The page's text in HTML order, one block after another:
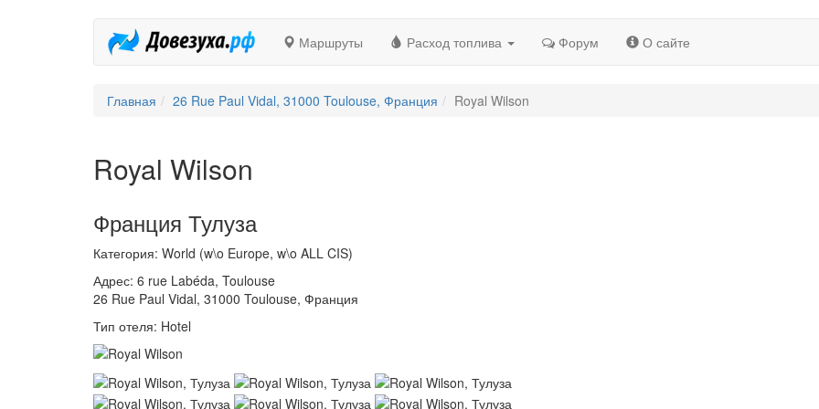
Маршруты Расход топлива Форум О сайте
Главная 26 Rue Paul Vidal, 31000 Toulouse, Франция Royal Wilson
Royal Wilson
Франция Тулуза
Категория: World (w\o Europe, w\o ALL CIS)
Адрес: 6 rue Labéda, Toulouse
26 Rue Paul Vidal, 31000 Toulouse, Франция
Тип отеля: Hotel